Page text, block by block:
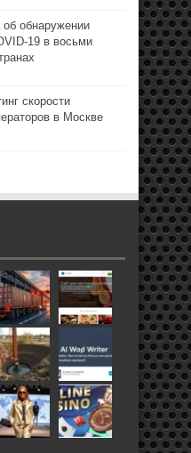
обнаружении
19 в восьми
скорости
в Москве